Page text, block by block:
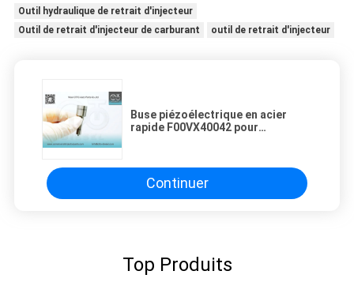
Outil hydraulique de retrait d'injecteur
Outil de retrait d'injecteur de carburant
outil de retrait d'injecteur
Buse piézoélectrique en acier
rapide F00VX40042 pour
Continuer
Top Produits